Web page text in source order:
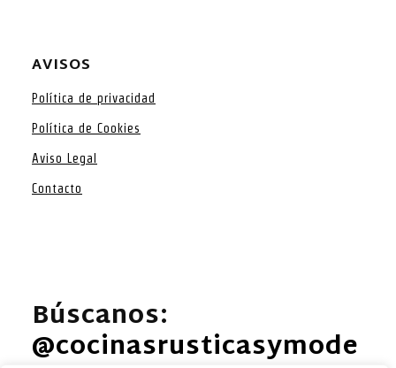
AVISOS
Política de privacidad
Política de Cookies
Aviso Legal
Contacto
Búscanos:
@cocinasrusticasymode